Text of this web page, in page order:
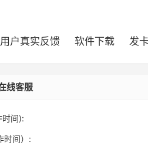
用户真实反馈 软件下载 发
线客服
时间):
时间）: